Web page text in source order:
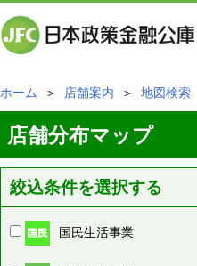
ホーム ＞ 店舗案内 ＞ 地図検索
店舗分布マップ
絞込条件を選択する
国民生活事業